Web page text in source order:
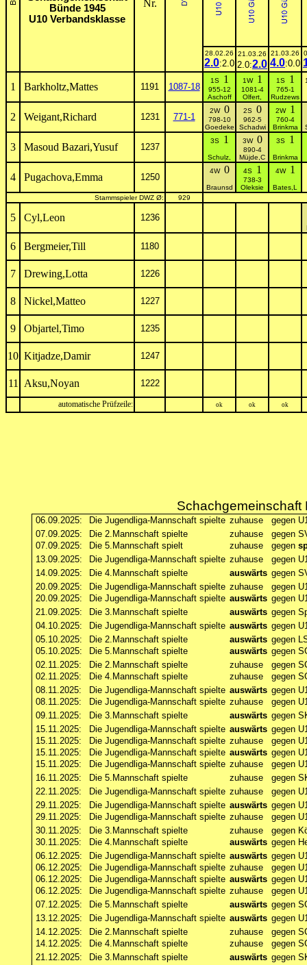
Bünde 1945
U10 Verbandsklasse
Nr.
28.02.26
2.0:2.0
21.03.26
2.0:2.0
21.03.26
4.0:0.0
1 Barkholtz,Mattes 1191 1087-18
1S 1
955-12
Aschoff
1W 1
1081-4
Olfert,
1S 1
765-1
Rudzews
2 Weigant,Richard 1231 771-1
2W 0
798-10
Goedeke
2S 0
962-5
Schadwi
2W 1
760-4
Brinkma
3 Masoud Bazari,Yusuf 1237
3S 1
Schulz,
3W 0
890-4
Müjde,C
3S 1
Brinkma
4 Pugachova,Emma 1250
4W 0
Braunsd
4S 1
738-3
Oleksie
4W 1
Bates,L
Stammspieler DWZ Ø:
929
5 Cyl,Leon 1236
6 Bergmeier,Till 1180
7 Drewing,Lotta 1226
8 Nickel,Matteo 1227
9 Objartel,Timo 1235
10 Kitjadze,Damir 1247
11 Aksu,Noyan 1222
automatische Prüfzeile: ok ok ok
Schachgemeinschaft
06.09.2025: Die Jugendliga-Mannschaft spielte zuhause
gegen
07.09.2025:
Die 2.Mannschaft spielte zuhause
gegen
07.09.2025:
Die 5.Mannschaft spielt zuhause gegen
13.09.2025:
Die Jugendliga-Mannschaft spielte zuhause
gegen
14.09.2025:
Die 4.Mannschaft spielte auswärts gegen
20.09.2025:
Die Jugendliga-Mannschaft spielte zuhause
gegen
20.09.2025:
Die Jugendliga-Mannschaft spielte auswärts gegen
21.09.2025:
Die 3.Mannschaft spielte auswärts gegen
04.10.2025:
Die Jugendliga-Mannschaft spielte auswärts gegen
05.10.2025:
Die 2.Mannschaft spielte auswärts gegen
05.10.2025:
Die 5.Mannschaft spielte auswärts gegen
02.11.2025:
Die 2.Mannschaft spielte zuhause
gegen
02.11.2025:
Die 4.Mannschaft spielte zuhause
gegen
08.11.2025:
Die Jugendliga-Mannschaft spielte auswärts gegen
08.11.2025:
Die Jugendliga-Mannschaft spielte zuhause
gegen
09.11.2025:
Die 3.Mannschaft spielte auswärts gegen
15.11.2025:
Die Jugendliga-Mannschaft spielte auswärts gegen
15.11.2025:
Die Jugendliga-Mannschaft spielte zuhause
gegen
15.11.2025:
Die Jugendliga-Mannschaft spielte auswärts gegen
15.11.2025:
Die Jugendliga-Mannschaft spielte zuhause
gegen
16.11.2025:
Die 5.Mannschaft spielte zuhause
gegen
22.11.2025:
Die Jugendliga-Mannschaft spielte zuhause
gegen
29.11.2025:
Die Jugendliga-Mannschaft spielte auswärts gegen
29.11.2025:
Die Jugendliga-Mannschaft spielte zuhause
gegen
30.11.2025:
Die 3.Mannschaft spielte zuhause
gegen
30.11.2025:
Die 4.Mannschaft spielte auswärts gegen
06.12.2025:
Die Jugendliga-Mannschaft spielte auswärts gegen
06.12.2025:
Die Jugendliga-Mannschaft spielte zuhause
gegen
06.12.2025:
Die Jugendliga-Mannschaft spielte auswärts gegen
06.12.2025:
Die Jugendliga-Mannschaft spielte zuhause
gegen
07.12.2025:
Die 5.Mannschaft spielte auswärts gegen
13.12.2025:
Die Jugendliga-Mannschaft spielte auswärts gegen
14.12.2025:
Die 2.Mannschaft spielte zuhause
gegen
14.12.2025:
Die 4.Mannschaft spielte zuhause
gegen
21.12.2025:
Die 3.Mannschaft spielte auswärts gegen